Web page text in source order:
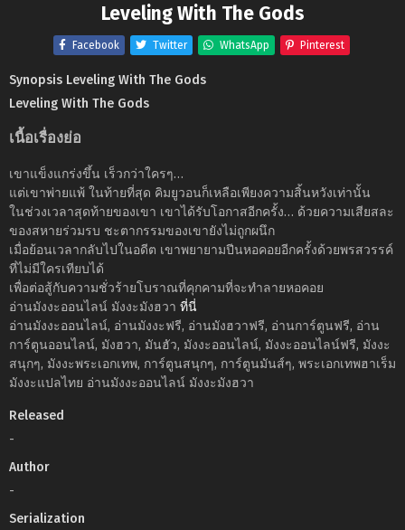
Leveling With The Gods
Facebook Twitter WhatsApp Pinterest
Synopsis Leveling With The Gods
Leveling With The Gods
เนื้อเรื่องย่อ
เขาแข็งแกร่งขึ้น เร็วกว่าใครๆ…
แต่เขาพ่ายแพ้ ในท้ายที่สุด คิมยูวอนก็เหลือเพียงความสิ้นหวังเท่านั้น
ในช่วงเวลาสุดท้ายของเขา เขาได้รับโอกาสอีกครั้ง… ด้วยความเสียสละ
ของสหายร่วมรบ ชะตากรรมของเขายังไม่ถูกผนึก
เมื่อย้อนเวลากลับไปในอดีต เขาพยายามปีนหอคอยอีกครั้งด้วยพรสวรรค์
ที่ไม่มีใครเทียบได้
เพื่อต่อสู้กับความชั่วร้ายโบราณที่คุกคามที่จะทำลายหอคอย
อ่านมังงะออนไลน์ มังงะมังฮวา ที่นี่
อ่านมังงะออนไลน์, อ่านมังงะฟรี, อ่านมังฮวาฟรี, อ่านการ์ตูนฟรี, อ่าน
การ์ตูนออนไลน์, มังฮวา, มันฮัว, มังงะออนไลน์, มังงะออนไลน์ฟรี, มังงะ
สนุกๆ, มังงะพระเอกเทพ, การ์ตูนสนุกๆ, การ์ตูนมันส์ๆ, พระเอกเทพฮาเร็ม
มังงะแปลไทย อ่านมังงะออนไลน์ มังงะมังฮวา
Released
-
Author
-
Serialization